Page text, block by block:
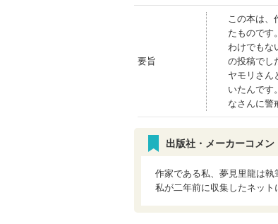
要旨
この本は
たものです
わけでもな
の投稿でし
ヤモリさん
いたんです
なさんに警
出版社・メーカーコメン
作家である私、夢見里龍は
私が二年前に収集したネット